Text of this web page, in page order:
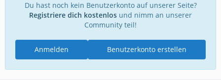
Du hast noch kein Benutzerkonto auf unserer Seite?
Registriere dich kostenlos und nimm an unserer
Community teil!
Benutzerkonto erstellen
Anmelden